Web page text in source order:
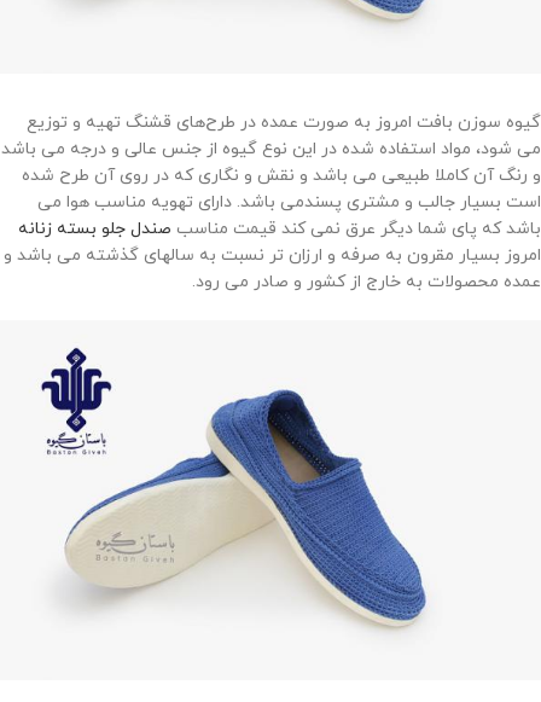
گیوه سوزن بافت امروز به صورت عمده در طرح‌های قشنگ‌ تهیه و توزیع
می شود، مواد استفاده شده در این نوع گیوه از جنس عالی و درجه می باشد
و رنگ آن کاملا طبیعی می باشد و نقش و نگاری که در روی آن طرح شده
است بسیار جالب و مشتری پسندمی باشد. دارای تهویه مناسب هوا می
باشد که پای شما دیگر عرق نمی کند قیمت مناسب صندل جلو بسته زنانه
امروز بسیار مقرون به صرفه و ارزان تر نسبت به سالهای گذشته می باشد و
عمده محصولات به خارج از کشور و صادر می رود.